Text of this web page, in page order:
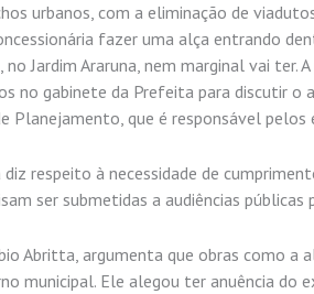
urbanos, com a eliminação de
fazer uma alça entrando
Jardim Araruna, nem marginal vai ter.
no gabinete da Prefeita para discutir
Planejamento, que é responsável pelos
respeito à necessidade de
ser submetidas a audiências públicas
Abritta, argumenta que obras como a
municipal. Ele alegou ter anuência do